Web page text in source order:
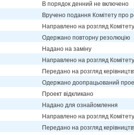
В порядок денний не включено
Вручено подання Комітету про
Направлено на розгляд Комітету
Одержано повторну резолюцію
Надано на заміну
Направлено на розгляд Комітету
Передано на розгляд
Одержано доопрацьований
Проект відкликано
Надано для ознайомлення
Направлено на розгляд Комітету
Передано на розгляд